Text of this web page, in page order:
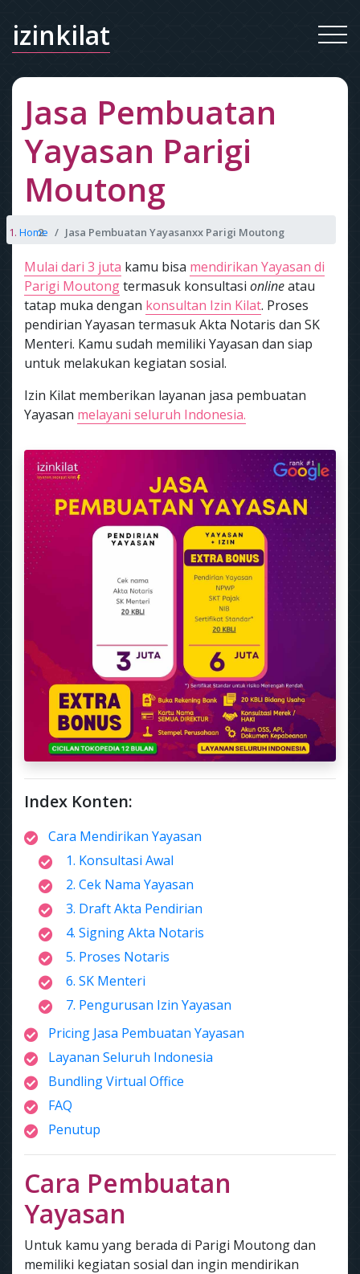
izinkilat
Jasa Pembuatan
Yayasan Parigi
Moutong
Home Jasa Pembuatan Yayasanxx Parigi Moutong
Mulai dari 3 juta kamu bisa mendirikan Yayasan di
Parigi Moutongtermasuk konsultasi onlineatau
tatap muka dengan konsultan Izin Kilat. Proses
pendirian Yayasan termasuk Akta Notaris dan SK
Menteri. Kamu sudah memiliki Yayasan dan siap
untuk melakukan kegiatan sosial.
Izin Kilat memberikan layanan jasa pembuatan
Yayasan melayani seluruh Indonesia.
Index Konten:
Cara Mendirikan Yayasan
1. Konsultasi Awal
2. Cek Nama Yayasan
3. Draft Akta Pendirian
4. Signing Akta Notaris
5. Proses Notaris
6. SK Menteri
7. Pengurusan Izin Yayasan
Pricing Jasa Pembuatan Yayasan
Layanan Seluruh Indonesia
Bundling Virtual Office
FAQ
Penutup
Cara Pembuatan
Yayasan
Untuk kamu yang berada di Parigi Moutong dan
memiliki kegiatan sosial dan ingin mendirikan